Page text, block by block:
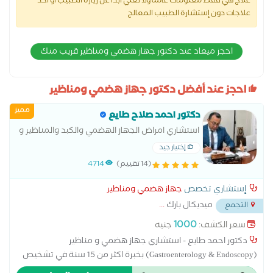
علاجات دون إستشارة الطبيب المعالج
احجز ميعاد عند دكتور جهاز هضمي ومناظير قريب منك
احجز عند أفضل دكتور جهاز هضمي ومناظير
مميز دكتور احمد صلاح طايع
استشاري امراض الجهاز الهضمي والكبد والمناظير و
باطنةإختيار جيد
(14 تقييم) 4714
إستشاري تخصص جهاز هضمي ومناظير
التجمع ميديكال بارك...
سعر الكشف:1000جنيه
دكتور احمد طايع - استشاري جهاز هضمي و مناظير
(Gastroenterology & Endoscopy) بخبرة اكثر من 15 سنة في تشخيص
وعلاج امراض المعدة (Stomach Diseases), القولون (Colon Disorders),